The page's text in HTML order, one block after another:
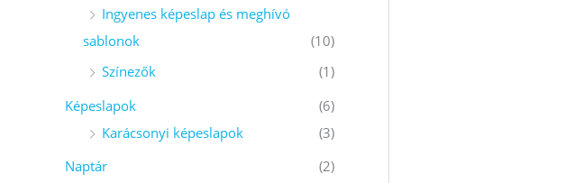
e
Ingyenes képeslap és meghívó
sablonok
(10)
Színezők
(1)
Képeslapok
(6)
Karácsonyi képeslapok
(3)
Naptár
(2)